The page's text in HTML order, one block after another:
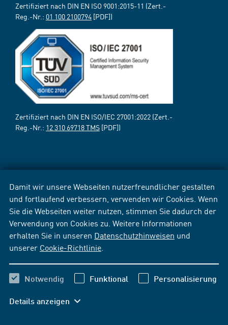
Damit wir unsere Webseiten nutzerfreundlicher gestalten
und fortlaufend verbessern, verwenden wir Cookies. Wenn
Sie die Webseiten weiter nutzen, stimmen Sie dadurch der
Verwendung von Cookies zu. Weitere Informationen
erhalten Sie in unseren Datenschutzhinweisen und
unserer Cookie-Richtlinie
Notwendig Funktional Personalisierung
Details anzeigen
Zertifiziert nach DIN EN ISO 9001:2015-11 (Zert.-
Reg.-Nr.: 01 100 2100794 [PDF])
Zertifiziert nach DIN EN ISO/IEC 27001:2022 (Zert.-
Reg.-Nr.: 12 310 69718 TMS [PDF])